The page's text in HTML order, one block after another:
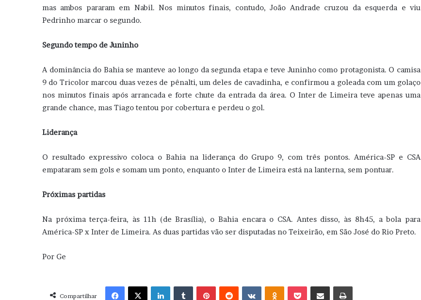
mas ambos pararam em Nabil. Nos minutos finais, contudo, João Andrade cruzou da esquerda e viu
Pedrinho marcar o segundo.
Segundo tempo de Juninho
A dominância do Bahia se manteve ao longo da segunda etapa e teve Juninho como protagonista. O camisa
9 do Tricolor marcou duas vezes de pênalti, um deles de cavadinha, e confirmou a goleada com um golaço
nos minutos finais após arrancada e forte chute da entrada da área. O Inter de Limeira teve apenas uma
grande chance, mas Tiago tentou por cobertura e perdeu o gol.
Liderança
O resultado expressivo coloca o Bahia na liderança do Grupo 9, com três pontos. América-SP e CSA
empataram sem gols e somam um ponto, enquanto o Inter de Limeira está na lanterna, sem pontuar.
Próximas partidas
Na próxima terça-feira, às 11h (de Brasília), o Bahia encara o CSA. Antes disso, às 8h45, a bola para
América-SP x Inter de Limeira. As duas partidas vão ser disputadas no Teixeirão, em São José do Rio Preto.
Por Ge
Compartilhar
Facebook X Linkedin VK OK